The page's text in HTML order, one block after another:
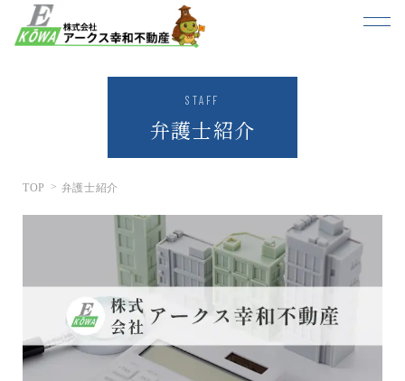
STAFF
弁護士紹介
TOP 弁護士紹介